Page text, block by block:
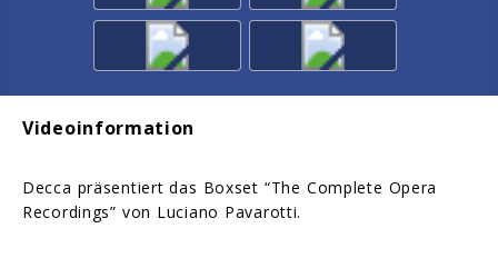
Videoinformation
Decca präsentiert das Boxset “The Complete Opera
Recordings” von Luciano Pavarotti.